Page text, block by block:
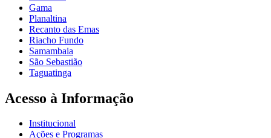
Gama
Planaltina
Recanto das Emas
Riacho Fundo
Samambaia
São Sebastião
Taguatinga
Acesso à Informação
Institucional
Ações e Programas